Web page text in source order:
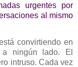
urgentes por
al mismo
convirtiendo en
ningún lado. El
intruso. Cada vez